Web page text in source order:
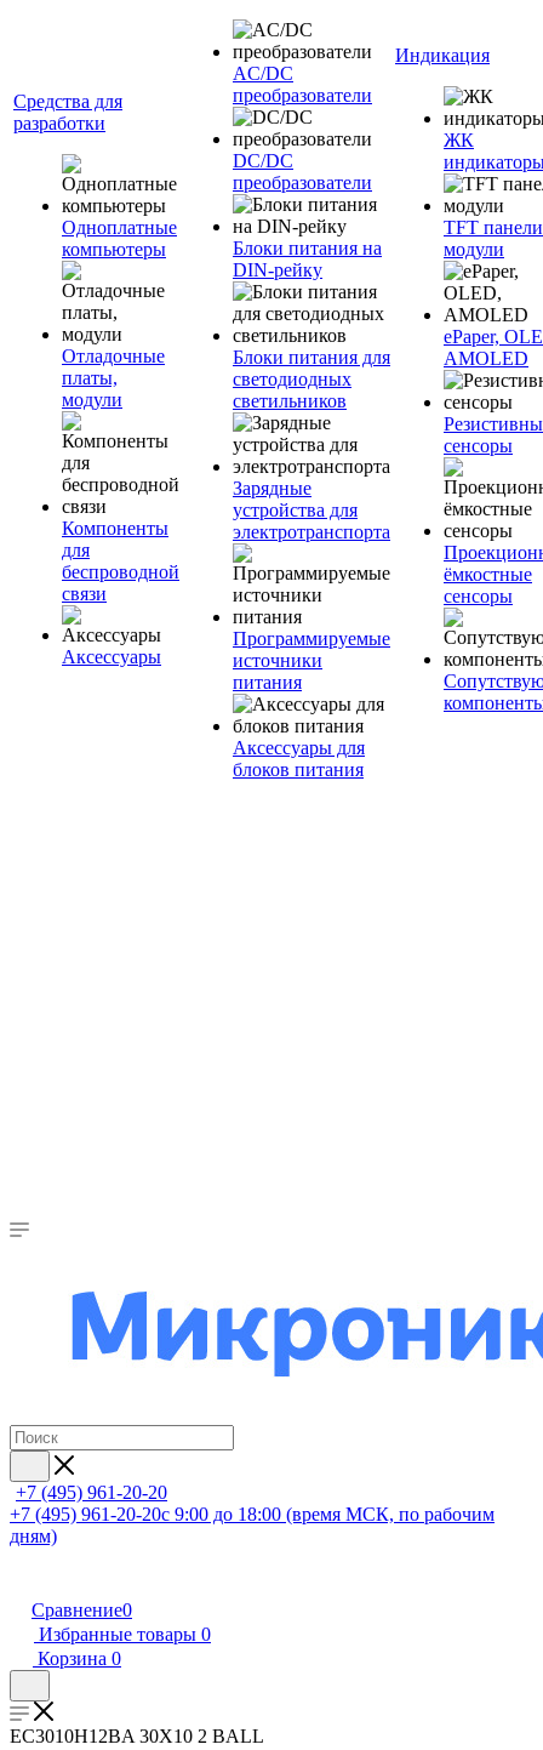
Средства для
разработки
Одноплатные
компьютеры
Отладочные
платы,
модули
Компоненты
для
беспроводной
связи
Аксессуары
AC/DC
преобразователи
DC/DC
преобразователи
Блоки питания на
DIN-рейку
Блоки питания для
светодиодных
светильников
Зарядные
устройства для
электротранспорта
Программируемые
источники
питания
Аксессуары для
блоков питания
Индикация
ЖК
TFT
модули
ePaper,
AMOLED
сенсоры
ёмкостные
сенсоры
+7 (495) 961-20-20
+7 (495) 961-20-20с 9:00 до 18:00 (время МСК, по рабочим
дням)
Сравнение0
Избранные товары 0
Корзина 0
EC3010H12BA 30X10 2 BALL